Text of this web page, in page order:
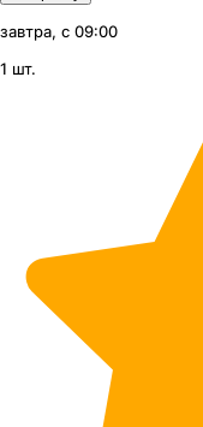
завтра, с 09:00
1 шт.